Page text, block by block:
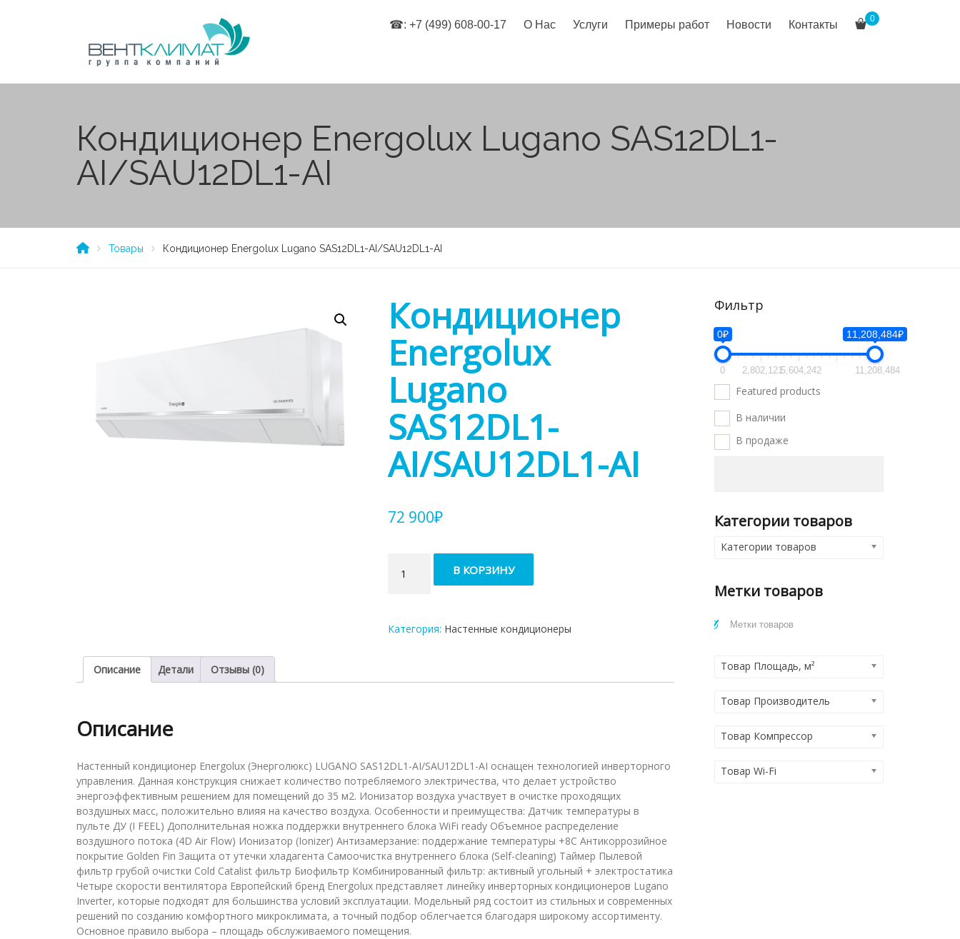
☎: +7 (499) 608-00-17 О Нас Услуги Примеры работ Новости Контакты 0
Кондиционер Energolux Lugano SAS12DL1-
AI/SAU12DL1-AI
Товары Кондиционер Energolux Lugano SAS12DL1-AI/SAU12DL1-AI
Кондиционер
Energolux
Lugano
SAS12DL1-
AI/SAU12DL1-AI
72 900₽
товара
Кондиционер
SAS12DL1-
В КОРЗИНУ
Категория: Настенные кондиционеры
Описание Детали Отзывы (0)
Описание
Настенный кондиционер Energolux (Энерголюкс) LUGANO SAS12DL1-AI/SAU12DL1-AI оснащен технологией инверторного
управления. Данная конструкция снижает количество потребляемого электричества, что делает устройство
энергоэффективным решением для помещений до 35 м2. Ионизатор воздуха участвует в очистке проходящих
воздушных масс, положительно влияя на качество воздуха. Особенности и преимущества: Датчик температуры в
пульте ДУ (I FEEL) Дополнительная ножка поддержки внутреннего блока WiFi ready Объемное распределение
воздушного потока (4D Air Flow) Ионизатор (Ionizer) Антизамерзание: поддержание температуры +8С Антикоррозийное
покрытие Golden Fin Защита от утечки хладагента Самоочистка внутреннего блока (Self-cleaning) Таймер Пылевой
фильтр грубой очистки Cold Catalist фильтр Биофильтр Комбинированный фильтр: активный угольный + электростатика
Четыре скорости вентилятора Европейский бренд Energolux представляет линейку инверторных кондиционеров Lugano
Inverter, которые подходят для большинства условий эксплуатации. Модельный ряд состоит из стильных и современных
решений по созданию комфортного микроклимата, а точный подбор облегчается благодаря широкому ассортименту.
Основное правило выбора – площадь обслуживаемого помещения.
Фильтр
0₽ 11,208,484₽
0 2,802,1215,604,242 11,208,484
Featured products
В наличии
В продаже
Категории товаров
Категории товаров
Метки товаров
Товар Площадь, м²
Товар Производитель
Товар Компрессор
Товар Wi-Fi